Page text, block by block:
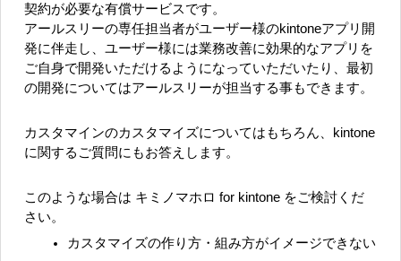
契約が必要な有償サービスです。
アールスリーの専任担当者がユーザー様のkintoneアプリ開
発に伴走し、ユーザー様には業務改善に効果的なアプリを
ご自身で開発いただけるようになっていただいたり、最初
の開発についてはアールスリーが担当する事もできます。
カスタマインのカスタマイズについてはもちろん、kintone
に関するご質問にもお答えします。
このような場合は キミノマホロ for kintone をご検討くだ
さい。
カスタマイズの作り方・組み方がイメージできない